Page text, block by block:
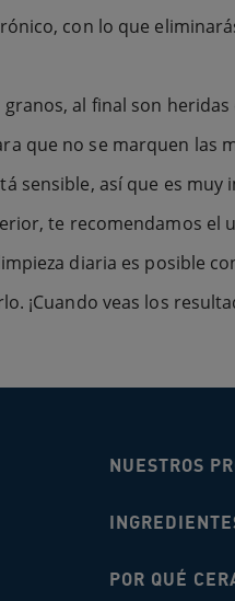
con lo que
al final son
que no se marquen las
sensible, así que es
te recomendamos
diaria es posible
¡Cuando veas los
NUESTROS
POR QUÉ